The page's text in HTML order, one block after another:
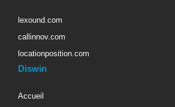
lexound.com
callinnov.com
locationposition.com
Diswin
Accueil